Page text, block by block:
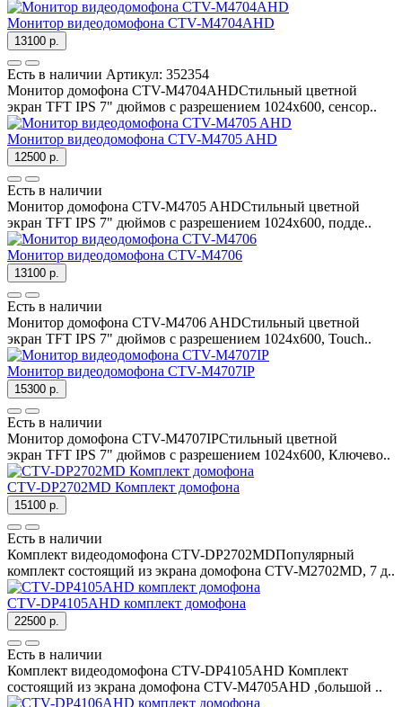
Монитор видеодомофона CTV-M4704AHD
13100 р.
Есть в наличии Артикул: 352354
Монитор домофона CTV-M4704AHDСтильный цветной
экран TFT IPS 7" дюймов с разрешением 1024х600, сенсор..
Монитор видеодомофона CTV-M4705 AHD
12500 р.
Есть в наличии
Монитор домофона CTV-M4705 AHDСтильный цветной
экран TFT IPS 7" дюймов с разрешением 1024х600, подде..
Монитор видеодомофона CTV-M4706
13100 р.
Есть в наличии
Монитор домофона CTV-M4706 AHDСтильный цветной
экран TFT IPS 7" дюймов с разрешением 1024х600, Touch..
Монитор видеодомофона CTV-M4707IP
15300 р.
Есть в наличии
Монитор домофона CTV-M4707IPСтильный цветной
экран TFT IPS 7" дюймов с разрешением 1024х600, Ключево..
CTV-DP2702MD Комплект домофона
15100 р.
Есть в наличии
Комплект видеодомофона CTV-DP2702MDПопулярный
комплект состоящий из экрана домофона CTV-M2702MD, 7 д..
CTV-DP4105AHD комплект домофона
22500 р.
Есть в наличии
Комплект видеодомофона CTV-DP4105AHD Комплект
состоящий из экрана домофона CTV-M4705AHD ,большой ..